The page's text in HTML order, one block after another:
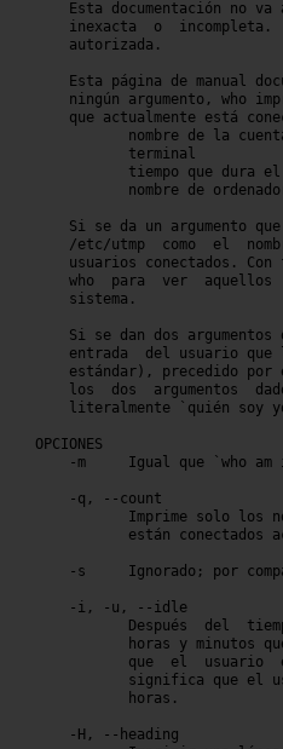
Esta documentación no va
inexacta  o  incompleta.
       autorizada.
Esta página de manual
ningún argumento, who
que actualmente está
Si se da un argumento
       /etc/utmp  como	el  nombre del fichero que contiene el registro de los
usuarios conectados. Con
who  para  ver  aquellos  usuarios  que
       sistema.
Si se dan dos argumentos que no	son  opciones,	who
       entrada	del usuario que lo está ejecutando (determinado por la entrada
estándar), precedido por el nombre  del
los  dos  argumentos
literalmente `quién soy
   OPCIONES
-m     Igual que `who am
       -q, --count
-s     Ignorado; por
       -i, -u, --idle
       -H, --heading